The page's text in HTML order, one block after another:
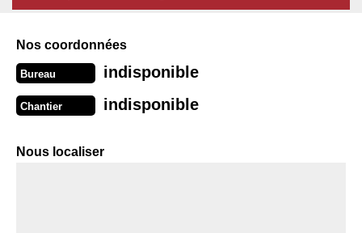
Nos coordonnées
Bureau indisponible
Chantier indisponible
Nous localiser